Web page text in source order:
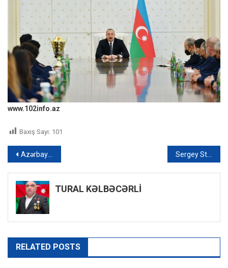
www.102info.az
Baxış Sayı: 101
Yazı
naviqasiyası
Azərbaycanda illərlə bağlı qalan cinayət çözüldü: Sevgilisini öldürüb qəbiristanlıqda gizlədibmiş Sergey Strokan: “İrəvanda daha Qarabağın müstəqilliyi haqqında danışılmır” – MÜSAHİBƏ
TURAL KƏLBƏCƏRLİ
RELATED POSTS